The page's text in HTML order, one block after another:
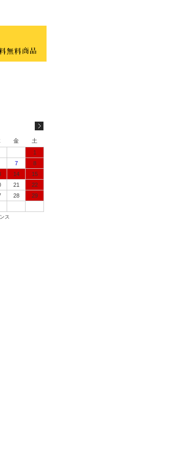
金
土
1
7
8
14
15
21
22
28
29
ス